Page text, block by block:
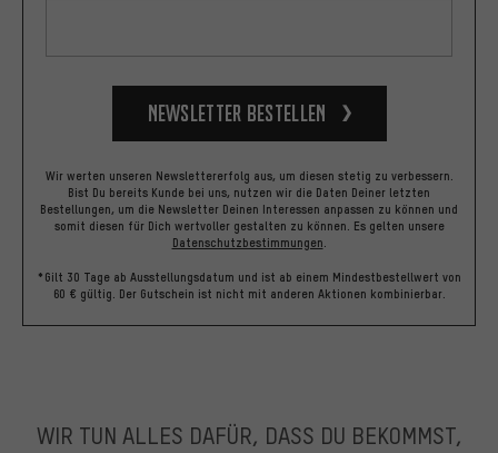
Newsletter bestellen
Wir werten unseren Newslettererfolg aus, um diesen stetig zu verbessern.
Bist Du bereits Kunde bei uns, nutzen wir die Daten Deiner letzten
Bestellungen, um die Newsletter Deinen Interessen anpassen zu können und
somit diesen für Dich wertvoller gestalten zu können. Es gelten unsere
Datenschutzbestimmungen.
*Gilt 30 Tage ab Ausstellungsdatum und ist ab einem Mindestbestellwert von
60 € gültig. Der Gutschein ist nicht mit anderen Aktionen kombinierbar.
WIR TUN ALLES DAFÜR, DASS DU BEKOMMST,